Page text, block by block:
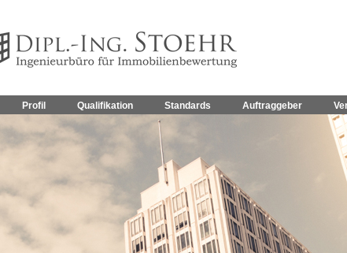
Profil Qualifikation Standards Auftraggeber